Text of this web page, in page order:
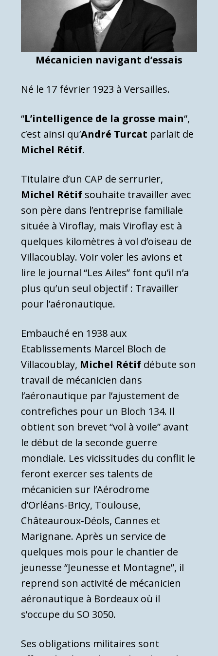
Mécanicien navigant d’essais
Né le 17 février 1923 à Versailles.
“L’intelligence de la grosse main“,
c’est ainsi qu’André Turcat parlait de
Michel Rétif.
Titulaire d’un CAP de serrurier,
Michel Rétif souhaite travailler avec
son père dans l’entreprise familiale
située à Viroflay, mais Viroflay est à
quelques kilomètres à vol d’oiseau de
Villacoublay. Voir voler les avions et
lire le journal “Les Ailes” font qu’il n’a
plus qu’un seul objectif : Travailler
pour l’aéronautique.
Embauché en 1938 aux
Etablissements Marcel Bloch de
Villacoublay, Michel Rétif débute son
travail de mécanicien dans
l’aéronautique par l’ajustement de
contrefiches pour un Bloch 134. Il
obtient son brevet “vol à voile” avant
le début de la seconde guerre
mondiale. Les vicissitudes du conflit le
feront exercer ses talents de
mécanicien sur l’Aérodrome
d’Orléans-Bricy, Toulouse,
Châteauroux-Déols, Cannes et
Marignane. Après un service de
quelques mois pour le chantier de
jeunesse “Jeunesse et Montagne”, il
reprend son activité de mécanicien
aéronautique à Bordeaux où il
s’occupe du SO 3050.
Ses obligations militaires sont